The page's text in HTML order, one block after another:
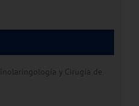
y Cirugía de